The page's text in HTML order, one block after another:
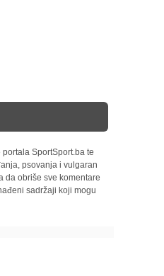
SportSport.ba te
psovanja i vulgaran
da obriše sve komentare
sadržaji koji mogu